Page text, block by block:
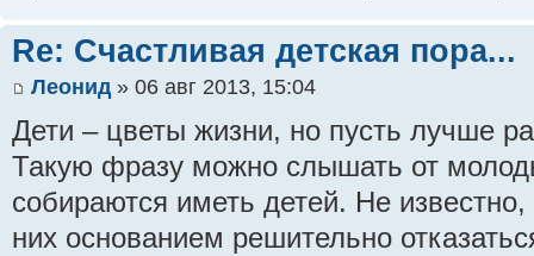
Re: Счастливая детская пора...
Леонид » 06 авг 2013, 15:04
Дети – цветы жизни, но пусть лучше
Такую фразу можно слышать от
собираются иметь детей. Не
них основанием решительно